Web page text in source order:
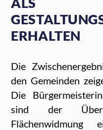
ERHALTEN
Die
den Gemeinden
Die
sind der